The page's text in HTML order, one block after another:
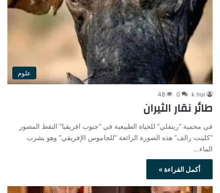
علوم
k hor
0
48
طائر نقار الثيران
في محمية “ريتفلي” للحياة الطبيعية في “جنوب افريقيا” التقط المصور
“كلينت رالف” هذه الصورة الرائعة “للجاموس الإفريقي” وهو يشرب
الماء…
أكمل القراءة »